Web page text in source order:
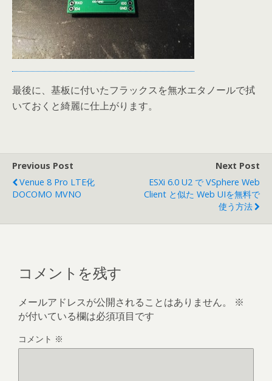
最後に、基板に付いたフラックスを無水エタノールで拭
いておくと綺麗に仕上がります。
Previous Post
Venue 8 Pro LTE化
DOCOMO MVNO
Next Post
ESXi 6.0 U2 で VSphere Web
Client と似た Web UIを無料で
使う方法
コメントを残す
メールアドレスが公開されることはありません。
※
が付いている欄は必須項目です
コメント ※